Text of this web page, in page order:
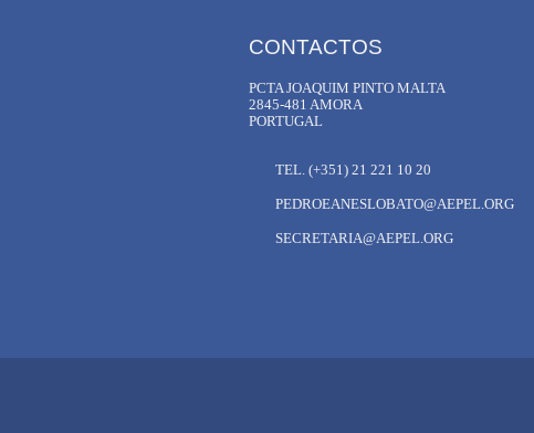
TEL. (+351) 21 221 10 20
PEDROEANESLOBATO@AEPEL.ORG
SECRETARIA@AEPEL.ORG
CONTACTOS
PCTA JOAQUIM PINTO MALTA
2845-481 AMORA
PORTUGAL